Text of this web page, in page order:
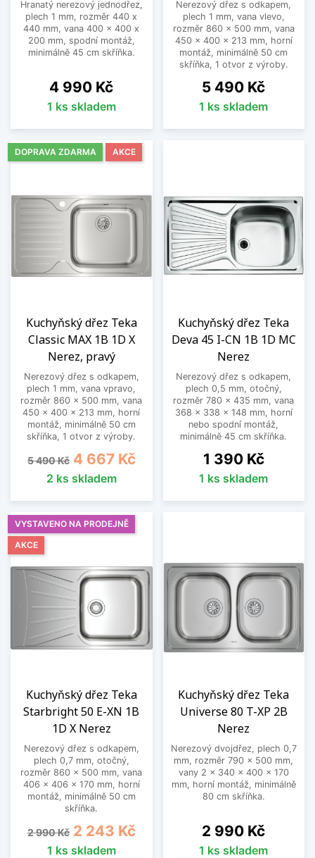
Hranatý nerezový jednodřez,
plech 1 mm, rozměr 440 x
440 mm, vana 400 x 400 x
200 mm, spodní montáž,
minimálně 45 cm skříňka.
Cena
4 990 Kč
1 ks skladem
Nerezový dřez s odkapem,
plech 1 mm, vana vlevo,
rozměr 860 x 500 mm, vana
450 x 400 x 213 mm, horní
montáž, minimálně 50 cm
skříňka, 1 otvor z výroby.
Cena
5 490 Kč
1 ks skladem
Kuchyňský dřez Teka
Classic MAX 1B 1D X
Nerez, pravý
Nerezový dřez s odkapem,
plech 1 mm, vana vpravo,
rozměr 860 x 500 mm, vana
450 x 400 x 213 mm, horní
montáž, minimálně 50 cm
skříňka, 1 otvor z výroby.
Běžná cena
5 490 Kč Cena
4 667 Kč
2 ks skladem
DOPRAVA ZDARMA AKCE
Kuchyňský dřez Teka
Deva 45 I-CN 1B 1D MC
Nerez
Nerezový dřez s odkapem,
plech 0,5 mm, otočný,
rozměr 780 x 435 mm, vana
368 x 338 x 148 mm, horní
nebo spodní montáž,
minimálně 45 cm skříňka.
Cena
1 390 Kč
1 ks skladem
Kuchyňský dřez Teka
Starbright 50 E-XN 1B
1D X Nerez
Nerezový dřez s odkapem,
plech 0,7 mm, otočný,
rozměr 860 x 500 mm, vana
406 x 406 x 170 mm, horní
montáž, minimálně 50 cm
skříňka.
Běžná cena
2 990 Kč Cena
2 243 Kč
1 ks skladem
VYSTAVENO NA PRODEJNĚ
AKCE
Kuchyňský dřez Teka
Universe 80 T-XP 2B
Nerez
Nerezový dvojdřez, plech 0,7
mm, rozměr 790 x 500 mm,
vany 2 x 340 x 400 x 170
mm, horní montáž, minimálně
80 cm skříňka.
Cena
2 990 Kč
1 ks skladem